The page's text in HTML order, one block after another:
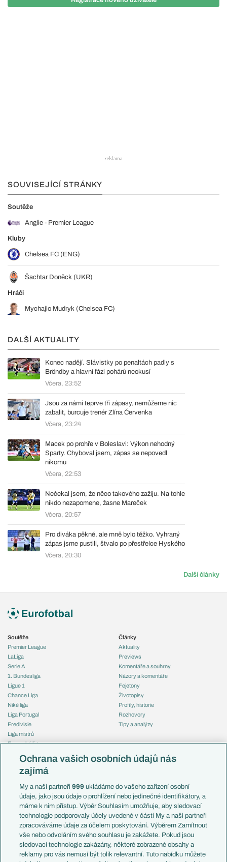
SOUVISEJÍCÍ STRÁNKY
Soutěže
Anglie - Premier League
Kluby
Chelsea FC (ENG)
Šachtar Doněck (UKR)
Hráči
Mychajlo Mudryk (Chelsea FC)
DALŠÍ AKTUALITY
Konec nadějí. Slávistky po penaltách padly s
Bröndby a hlavní fázi pohárů neokusí
Včera, 23:52
Jsou za námi teprve tři zápasy, nemůžeme nic
zabalit, burcuje trenér Zlína Červenka
Včera, 23:24
Macek po prohře v Boleslavi: Výkon nehodný
Sparty. Chyboval jsem, zápas se nepovedl
nikomu
Včera, 22:53
Nečekal jsem, že něco takového zažiju. Na tohle
nikdo nezapomene, žasne Mareček
Včera, 20:57
Pro diváka pěkné, ale mně bylo těžko. Vyhraný
zápas jsme pustili, štvalo po přestřelce Hyského
Včera, 20:30
Další články
Soutěže
Premier League
LaLiga
Serie A
1. Bundesliga
Ligue 1
Chance Liga
Niké liga
Liga Portugal
Eredivisie
Liga mistrů
Evropská liga
Mistrovství světa
Liga národů
Témata
Představení týmů MS
EuroSkauting
PL v kostce
Evropské koeficienty
Přestupy
Přestupové spekulace
Články
Aktuality
Previews
Komentáře a souhrny
Názory a komentáře
Fejetony
Životopisy
Profily, historie
Rozhovory
Tipy a analýzy
Česko
Francie
Itálie
Německo
Španělsko
Argentina
Brazílie
Přestupy
Ochrana vašich osobních údajů nás
zajímá
My a naši partneři999 ukládáme do vašeho zařízení osobní
údaje, jako jsou údaje o prohlížení nebo jedinečné identifikátory, a
máme k nim přístup. Výběr Souhlasím umožňuje, aby sledovací
technologie podporovaly účely uvedené v části My a naši partneři
zpracováváme údaje za účelem poskytování. Výběrem Zamítnout
vše nebo odvoláním svého souhlasu je zakážete. Pokud jsou
sledovací technologie zakázány, některé zobrazené obsahy a
reklamy pro vás nemusí být tolik relevantní. Tuto nabídku můžete